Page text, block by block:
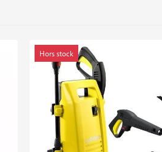
Hors stock